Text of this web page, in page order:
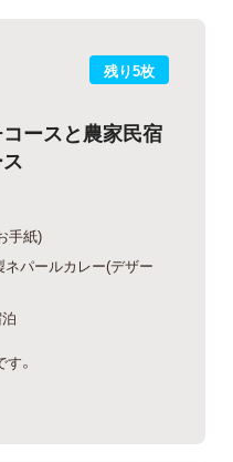
残り5枚
コースと農家民宿
手紙)
ネパールカレー(デザー
。